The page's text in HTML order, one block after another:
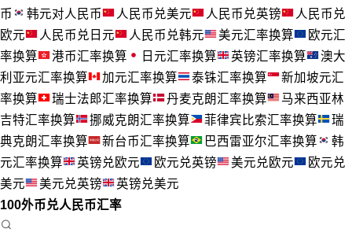
币
韩元对人民币 人民币兑美元 人民币兑英镑
人民币兑
欧元
人民币兑日元 人民币兑韩元 美元汇率换算
欧元汇
率换算
港币汇率换算 日元汇率换算 英镑汇率换算
澳大
利亚元汇率换算
加元汇率换算 泰铢汇率换算
新加坡元汇
率换算
瑞士法郎汇率换算 丹麦克朗汇率换算
马来西亚林
吉特汇率换算
挪威克朗汇率换算 菲律宾比索汇率换算
瑞
典克朗汇率换算
新台币汇率换算 巴西雷亚尔汇率换算
韩
元汇率换算
英镑兑欧元 欧元兑英镑 美元兑欧元
欧元兑
美元
美元兑英镑
英镑兑美元
100外币兑人民币汇率